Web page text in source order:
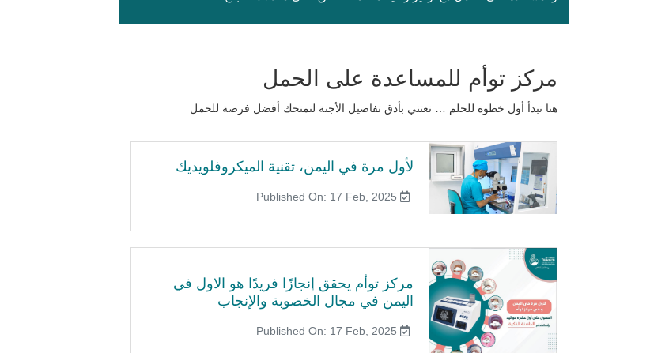
مركز توأم للمساعدة على الحمل
هنا تبدأ أول خطوة للحلم … نعتني بأدق تفاصيل الأجنة لنمنحك أفضل فرصة للحمل
لأول مرة في اليمن، تقنية الميكروفلويديك
مركز توأم يحقق إنجازًا فريدًا هو الاول في
اليمن في مجال الخصوبة والإنجاب